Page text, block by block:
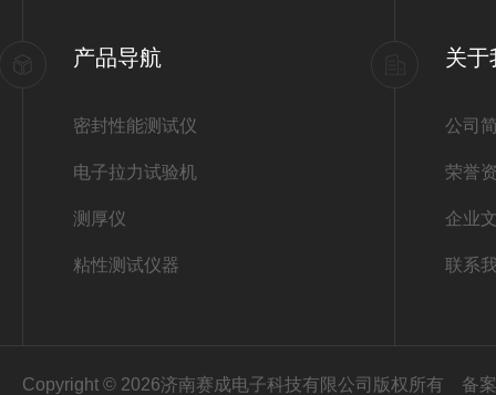
产品导航
密封性能测试仪
电子拉力试验机
测厚仪
粘性测试仪器
关于
公司
荣誉
企业
联系
Copyright © 2026济南赛成电子科技有限公司版权所有 备